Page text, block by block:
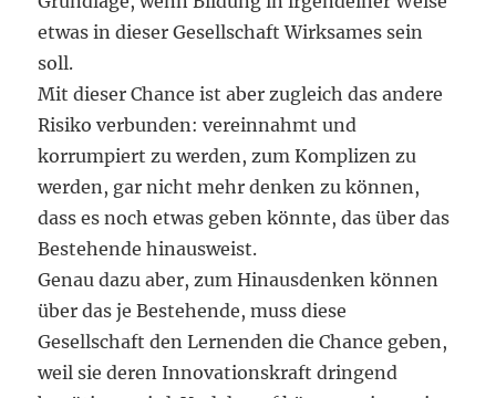
etwas in dieser Gesellschaft Wirksames sein
soll.
Mit dieser Chance ist aber zugleich das andere
Risiko verbunden: vereinnahmt und
korrumpiert zu werden, zum Komplizen zu
werden, gar nicht mehr denken zu können,
dass es noch etwas geben könnte, das über das
Bestehende hinausweist.
Genau dazu aber, zum Hinausdenken können
über das je Bestehende, muss diese
Gesellschaft den Lernenden die Chance geben,
weil sie deren Innovationskraft dringend